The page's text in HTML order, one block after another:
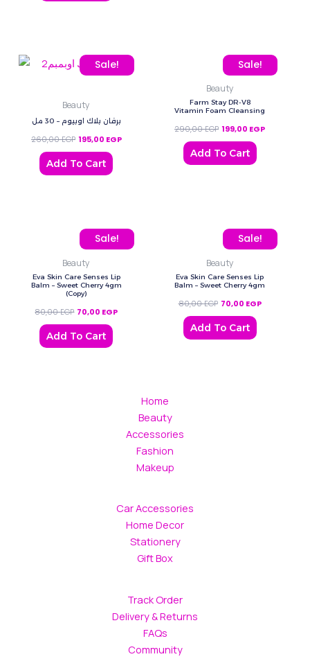
Sale!
Beauty
برفان بلاك اوبيوم – 30 مل
260,00EGP
Original price was: 260,00 EGP.
195,00 EGP
Current price is: 195,00 EGP.
Add To Cart
Sale!
Beauty
Farm Stay DR-V8
Vitamin Foam Cleansing
290,00EGP
Original price was:
199,00 EGP
Current
Add To Cart
Sale!
Beauty
Eva Skin Care Senses Lip
Balm – Sweet Cherry 4gm
(Copy)
80,00EGP
Original price was: 80,00 EGP.
70,00 EGP
Current price is: 70,00 EGP.
Add To Cart
Sale!
Beauty
Eva Skin Care Senses Lip
Balm – Sweet Cherry 4gm
80,00EGP
Original price was:
70,00 EGP
Current price
Add To Cart
Home
Beauty
Accessories
Fashion
Makeup
Car Accessories
Home Decor
Stationery
Gift Box
Track Order
Delivery & Returns
FAQs
Community